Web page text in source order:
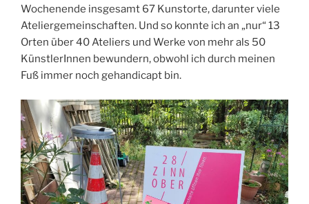
Wochenende insgesamt 67 Kunstorte, darunter viele
Ateliergemeinschaften. Und so konnte ich an „nur“ 13
Orten über 40 Ateliers und Werke von mehr als 50
KünstlerInnen bewundern, obwohl ich durch meinen
Fuß immer noch gehandicapt bin.